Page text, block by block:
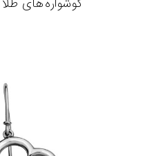
گوشواره های